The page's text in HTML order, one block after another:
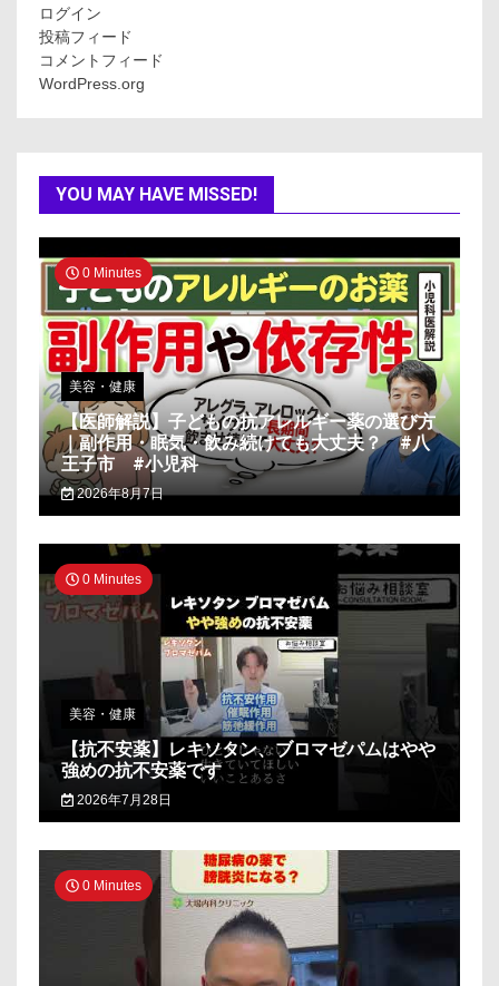
ログイン
投稿フィード
コメントフィード
WordPress.org
YOU MAY HAVE MISSED!
0 Minutes
美容・健康
【医師解説】子どもの抗アレルギー薬の選び方
｜副作用・眠気・飲み続けても大丈夫？ #八
王子市 #小児科
2026年8月7日
0 Minutes
美容・健康
【抗不安薬】レキソタン、ブロマゼパムはやや
強めの抗不安薬です
2026年7月28日
0 Minutes